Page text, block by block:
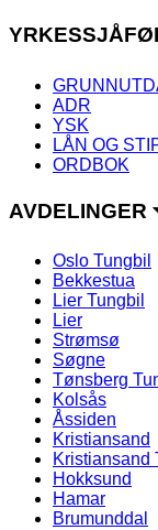
ADR
YSK
LÅN OG
ORDBOK
AVDELINGER
Oslo Tungbil
Bekkestua
Lier Tungbil
Lier
Strømsø
Søgne
Tønsberg
Kolsås
Åssiden
Kristiansand
Kristiansand
Hokksund
Hamar
Brumunddal